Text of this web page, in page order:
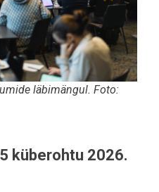
läbimängul. Foto:
küberohtu 2026.